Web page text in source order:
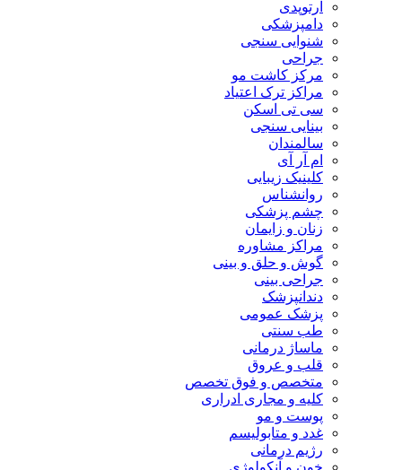
ارتوپدی
دامپزشکی
شنوایی سنجی
جراحی
مرکز کاشت مو
مراکز ترک اعتیاد
سی تی اسکن
بینایی سنجی
سالمندان
ام آر آی
کلینیک زیبایی
روانشناس
چشم پزشکی
زنان و زایمان
مراکز مشاوره
گوش و حلق و بینی
جراحی بینی
دندانپزشک
پزشک عمومی
طب سنتی
ماساژ درمانی
قلب و عروق
متخصص و فوق تخصص
کلیه و مجاری ادراری
پوست و مو
غدد و متابولیسم
رژیم درمانی